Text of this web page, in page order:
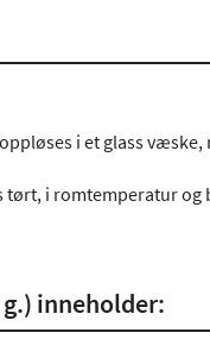
i et glass
tørt, i romtemperatur og
inneholder: